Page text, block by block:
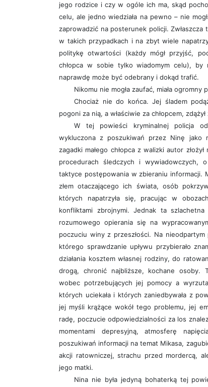
jego rodzice i czy w ogóle ich ma, skąd
celu, ale jedno wiedziała na pewno – nie
zaprowadzić na posterunek policji. Zwłaszcza
w takich przypadkach i na zbyt wiele
politykę otwartości (każdy mógł przyjść,
chłopca w sobie tylko wiadomym celu),
naprawdę może być odebrany i dokąd trafić.
Nikomu nie mogła zaufać, miała ogromny
Chociaż nie do końca. Jej śladem
pogoni za nią, a właściwie za chłopcem,
W tej powieści kryminalnej policja
wykluczona z poszukiwań przez Ninę jako
zagadki małego chłopca z walizki autor
procedurach śledczych i wywiadowczych,
taktyce postępowania w zbieraniu informacji.
złem otaczającego ich świata, osób
których napatrzyła się, pracując w
konfliktami zbrojnymi. Jednak ta
rozumowego opierania się na
poczuciu winy z przeszłości. Na
którego sprawdzanie upływu przybierało
działania kosztem własnej rodziny, do
drogą, chronić najbliższe, kochane osoby.
wobec potrzebujących jej pomocy a
których uciekała i których zaniedbywała z
jej myśli krążące wokół tego problemu, jej
radę, poczucie odpowiedzialności za los
momentami depresyjną, atmosferę
poszukiwań informacji na temat Mikasa,
akcji ratowniczej, strachu przed mordercą,
jego matki.
Nina nie była jedyną bohaterką tej